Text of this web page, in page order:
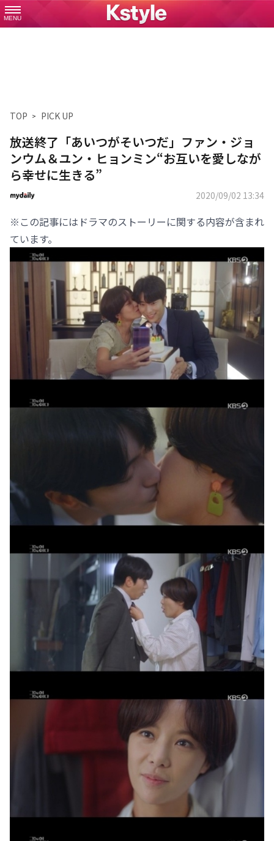
MENU
TOP PICK UP
放送終了「あいつがそいつだ」ファン・ジョ
ンウム＆ユン・ヒョンミン“お互いを愛しなが
ら幸せに生きる”
2020/09/02 13:34
※この記事にはドラマのストーリーに関する内容が含まれ
ています。